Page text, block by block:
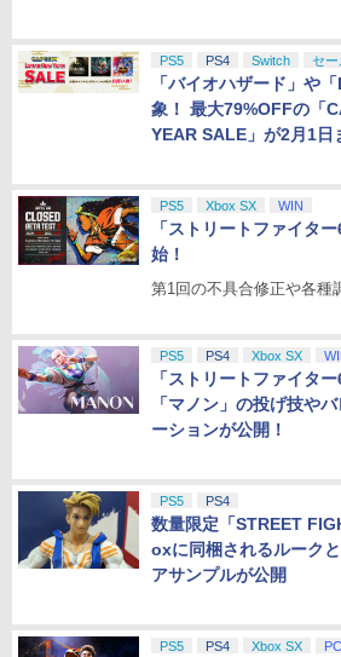
PS5 PS4 Switch セー
「バイオハザード」や
象！ 最大79%OFFの「
YEAR SALE」が2月1日
PS5 Xbox SX WIN
「ストリートファイタ
始！
第1回の不具合修正や各種
PS5 PS4 Xbox SX
「ストリートファイタ
「マノン」の投げ技や
ーションが公開！
PS5 PS4
数量限定「STREET
oxに同梱されるルーク
アサンプルが公開
PS5 PS4 Xbox SX PC